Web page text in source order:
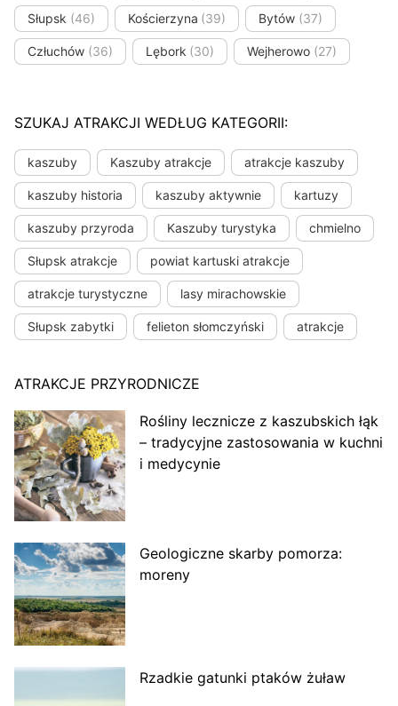
Słupsk (46) Kościerzyna (39) Bytów (37)
Człuchów (36) Lębork (30) Wejherowo (27)
SZUKAJ ATRAKCJI WEDŁUG KATEGORII:
kaszuby Kaszuby atrakcje atrakcje kaszuby
kaszuby historia kaszuby aktywnie kartuzy
kaszuby przyroda Kaszuby turystyka chmielno
Słupsk atrakcje powiat kartuski atrakcje
atrakcje turystyczne lasy mirachowskie
Słupsk zabytki felieton słomczyński atrakcje
ATRAKCJE PRZYRODNICZE
Rośliny lecznicze z kaszubskich łąk
– tradycyjne zastosowania w kuchni
i medycynie
Geologiczne skarby pomorza:
moreny
Rzadkie gatunki ptaków żuław